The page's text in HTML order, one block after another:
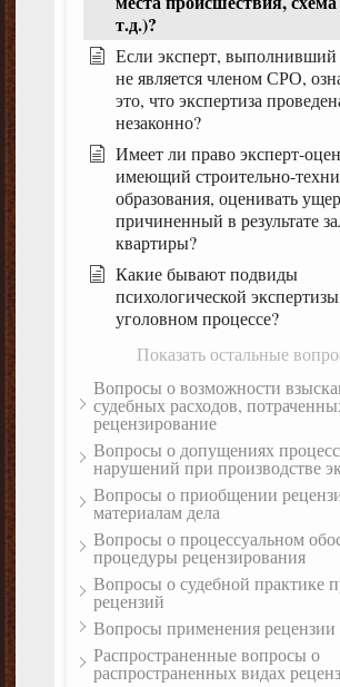
т.д.)?
Если эксперт, выполнивший
не является членом СРО,
это, что экспертиза
незаконно?
Имеет ли право эксперт-
имеющий строительно-
образования, оценивать
причиненный в результате
квартиры?
Какие бывают подвиды
психологической
уголовном процессе?
Показать остальные
Вопросы о возможности
судебных расходов,
рецензирование
Вопросы о допущениях
нарушений при производстве
Вопросы о приобщении
материалам дела
Вопросы о процессуальном
процедуры рецензирования
Вопросы о судебной практике
рецензий
Вопросы применения рецензии
Распространенные вопросы о
распространенных видах